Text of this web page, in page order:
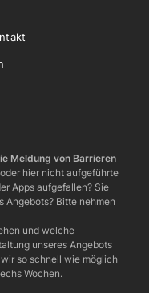
Meldung von Barrieren
hier nicht aufgeführte
Apps aufgefallen? Sie
Angebots? Bitte nehmen
und welche
unseres Angebots
so schnell wie möglich
Wochen.